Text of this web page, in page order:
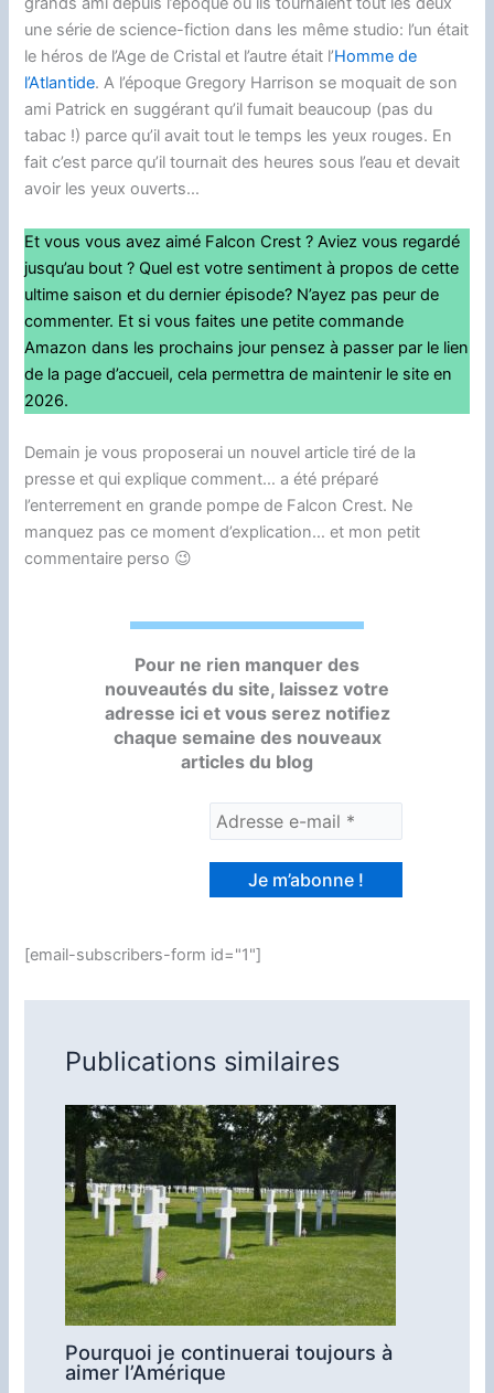
une série de science-fiction dans les même studio: l’un était
le héros de l’Age de Cristal et l’autre était l’Homme de
l’Atlantide. A l’époque Gregory Harrison se moquait de son
ami Patrick en suggérant qu’il fumait beaucoup (pas du
tabac !) parce qu’il avait tout le temps les yeux rouges. En
fait c’est parce qu’il tournait des heures sous l’eau et devait
avoir les yeux ouverts…
Et vous vous avez aimé Falcon Crest ? Aviez vous regardé
jusqu’au bout ? Quel est votre sentiment à propos de cette
ultime saison et du dernier épisode? N’ayez pas peur de
commenter. Et si vous faites une petite commande
Amazon dans les prochains jour pensez à passer par le lien
de la page d’accueil, cela permettra de maintenir le site en
2026.
Demain je vous proposerai un nouvel article tiré de la
presse et qui explique comment… a été préparé
l’enterrement en grande pompe de Falcon Crest. Ne
manquez pas ce moment d’explication… et mon petit
commentaire perso 😉
Pour ne rien manquer des
nouveautés du site, laissez votre
adresse ici et vous serez notifiez
chaque semaine des nouveaux
articles du blog
[email-subscribers-form id="1"]
Publications similaires
Pourquoi je continuerai toujours à
aimer l’Amérique